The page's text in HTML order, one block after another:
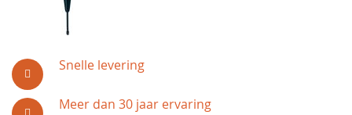
Snelle levering
Meer dan 30 jaar ervaring